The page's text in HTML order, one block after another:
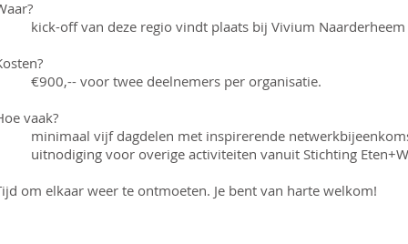
kick-off van deze regio vindt plaats bij Vivium
€900,-- voor twee deelnemers per organisatie.
vaak?
minimaal vijf dagdelen met inspirerende
uitnodiging voor overige activiteiten vanuit Stichting
om elkaar weer te ontmoeten. Je bent van harte welkom!